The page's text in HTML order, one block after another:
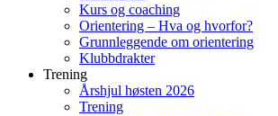
Kurs og coaching
Orientering – Hva og hvorfor?
Grunnleggende om orientering
Klubbdrakter
Trening
Årshjul høsten 2026
Trening